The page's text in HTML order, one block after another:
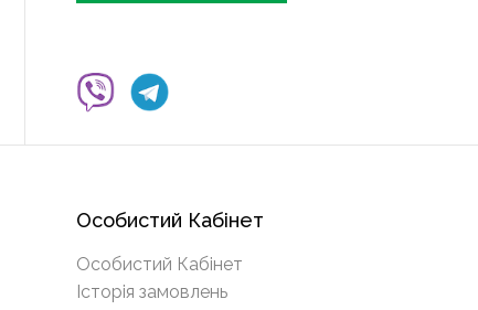
Особистий Кабінет
Особистий Кабінет
Історія замовлень